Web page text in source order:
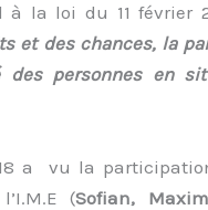
à la loi du 11 février
s et des chances, la
des personnes en
a vu la
(Sofian,